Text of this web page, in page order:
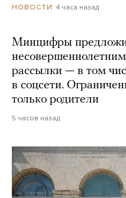
НОВОСТИ 4 часа назад
Минцифры
рассылки — в том
в соцсети.
только родители
5 часов назад